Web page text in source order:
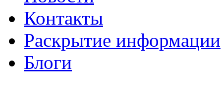
Контакты
Раскрытие информации
Блоги